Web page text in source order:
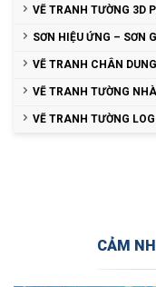
VẼ TRANH TƯỜNG 3D
SƠN HIỆU ỨNG – SƠN
VẼ TRANH CHÂN
VẼ TRANH TƯỜNG
VẼ TRANH TƯỜNG
CẢM